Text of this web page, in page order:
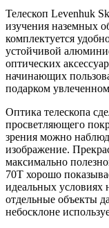
Телескоп Levenhuk
изучения наземных
комплектуется
устойчивой
оптических
начинающих
подарком
Оптика телескопа
просветляющего
зрения можно
изображение.
максимально
70T хорошо
идеальных
отдельные объекты
небосклоне